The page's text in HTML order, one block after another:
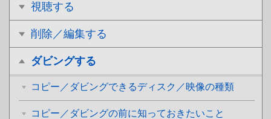
視聴する
削除／編集する
ダビングする
コピー／ダビングできるディスク／映像の種類
コピー／ダビングの前に知っておきたいこと